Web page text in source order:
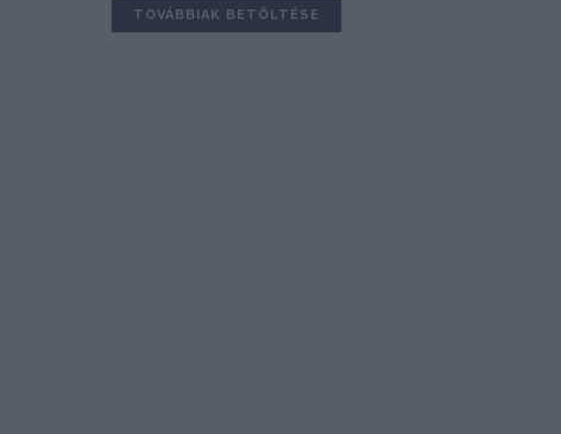
TOVÁBBIAK BETÖLTÉSE